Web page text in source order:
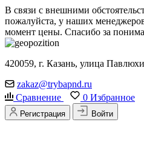
В связи с внешними
пожалуйста, у наших
момент цены. Спасибо за
420059, г. Казань, улица
zakaz@trybapnd.ru
Сравнение
0 Избранное
Регистрация Войти